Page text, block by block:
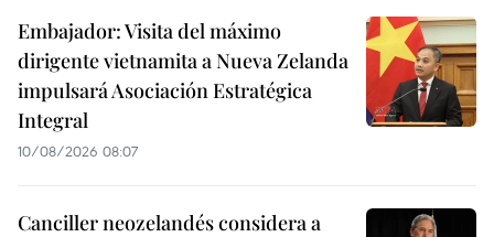
Embajador: Visita del máximo
dirigente vietnamita a Nueva Zelanda
impulsará Asociación Estratégica
Integral
10/08/2026 08:07
Canciller neozelandés considera a